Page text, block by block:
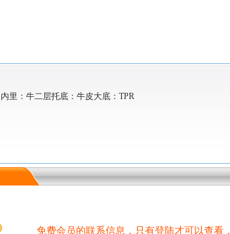
里：牛二层托底：牛皮大底：TPR
免费会员的联系信息，只有登陆才可以查看．